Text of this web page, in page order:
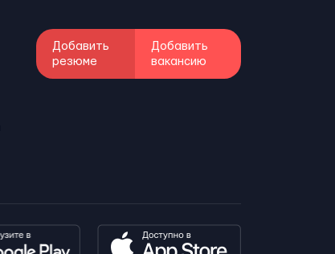
Добавить
резюме
Добавить
вакансию